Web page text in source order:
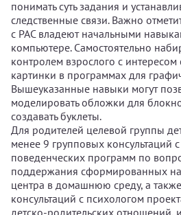
понимать суть задания и
следственные связи. Важно
с РАС владеют начальными
компьютере. Самостоятельно
контролем взрослого с
картинки в программах для
Вышеуказанные навыки могут
моделировать обложки для
создавать буклеты.
Для родителей целевой группы
менее 9 групповых консультаций
поведенческих программ по
поддержания сформированных
центра в домашнюю среду, а
консультаций с психологом
детско-родительских отношений,